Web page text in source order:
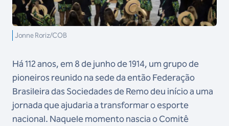
Jonne Roriz/COB
Há 112 anos, em 8 de junho de 1914, um grupo de
pioneiros reunido na sede da então Federação
Brasileira das Sociedades de Remo deu início a uma
jornada que ajudaria a transformar o esporte
nacional. Naquele momento nascia o Comitê